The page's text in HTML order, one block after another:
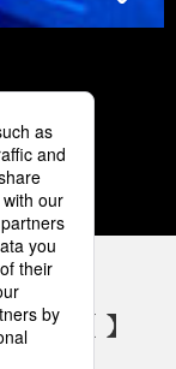
ウント